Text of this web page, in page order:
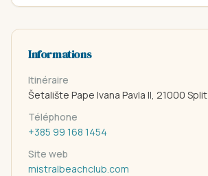
Informations
Itinéraire
Šetalište Pape Ivana Pavla II, 21000 Split
Téléphone
+385 99 168 1454
Site web
mistralbeachclub.com